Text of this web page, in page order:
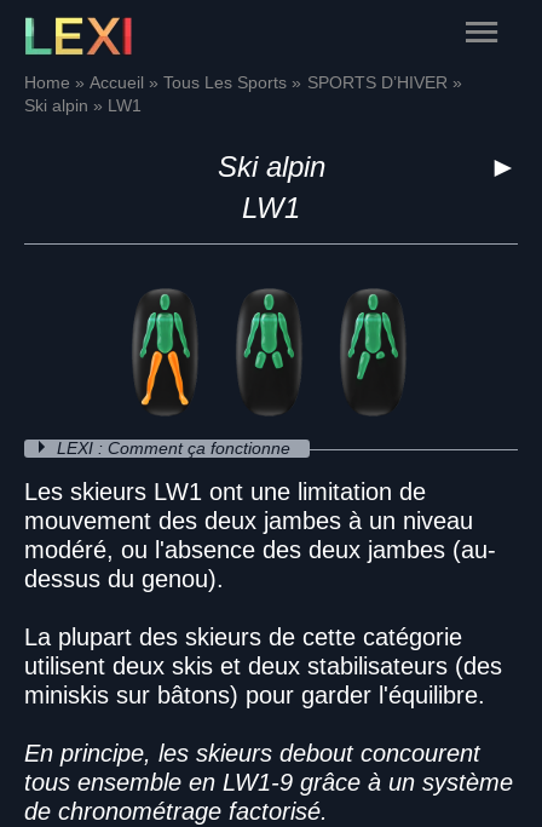
Skip
content
Main
Menu
Home Accueil Tous Les Sports
SPORTS D’HIVER
Ski alpin
LW1
►
Ski alpin
LW1
LEXI : Comment ça fonctionne
Les skieurs LW1 ont une limitation de
mouvement des deux jambes à un niveau
modéré, ou l'absence des deux jambes (au-
dessus du genou).
La plupart des skieurs de cette catégorie
utilisent deux skis et deux stabilisateurs (des
miniskis sur bâtons) pour garder l'équilibre.
En principe, les skieurs debout concourent
tous ensemble en LW1-9 grâce à un système
de chronométrage factorisé.